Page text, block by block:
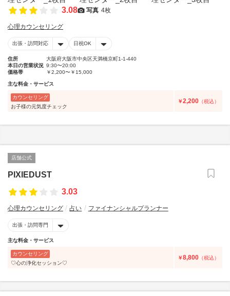
3.08 写真 4枚
心理カウンセリング
出張・訪問対応 日祝OK
住所
大阪府大阪市中央区天満橋京町1-1-440
本日の営業状況 9:30〜20:00
価格帯
￥2,200〜￥15,000
主な料金・サービス
カウンセリング
お子様の元気度チェック
￥2,200 （税込）
店舗公式
PIXIEDUST
3.03
心理カウンセリング 占い ファイナンシャルプランナー
出張・訪問専門
主な料金・サービス
カウンセリング
♡心の浄化セッション♡
￥8,800 （税込）